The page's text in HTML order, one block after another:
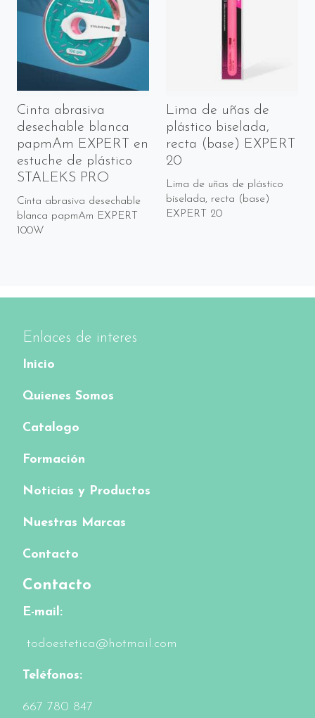
Cinta abrasiva
desechable blanca
papmAm EXPERT en
estuche de plástico
STALEKS PRO
Cinta abrasiva desechable
blanca papmAm EXPERT
100W
Lima de uñas de
plástico biselada,
recta (base) EXPERT
20
Lima de uñas de plástico
biselada, recta (base)
EXPERT 20
Enlaces de interes
Inicio
Quienes Somos
Catalogo
Formación
Noticias y Productos
Nuestras Marcas
Contacto
Contacto
E-mail:
todoestetica@hotmail.com
Teléfonos:
667 780 847